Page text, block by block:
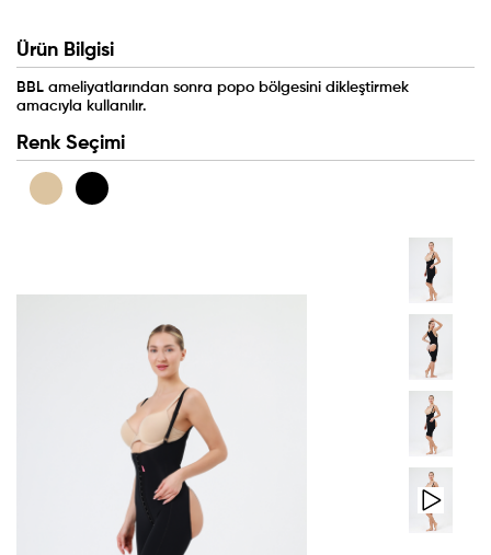
Ürün Bilgisi
BBL ameliyatlarından sonra popo bölgesini dikleştirmek
amacıyla kullanılır.
Renk Seçimi